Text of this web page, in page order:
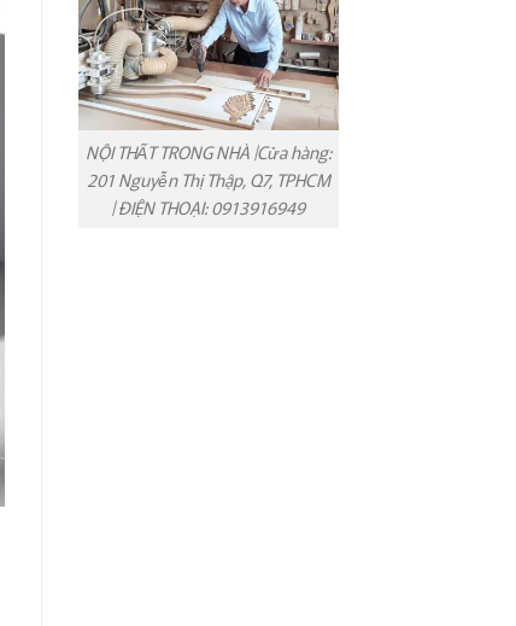
NỘI THẤT TRONG NHÀ |Cửa hàng:
201 Nguyễn Thị Thập, Q7, TPHCM
| ĐIỆN THOẠI: 0913916949